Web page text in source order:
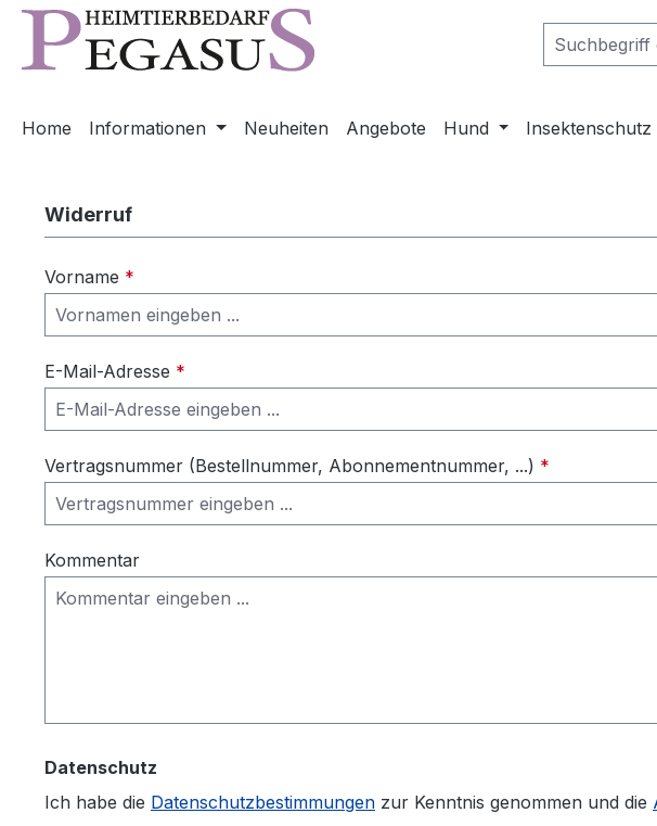
Hauptinhalt springen
Zur Suche springen
Zur Hauptnavigation springen
Home Informationen Neuheiten Angebote Hund Insektenschutz
Widerruf
Vorname *
E-Mail-Adresse *
Vertragsnummer (Bestellnummer, Abonnementnummer, ...) *
Kommentar
Datenschutz
Ich habe die Datenschutzbestimmungen zur Kenntnis genommen und die